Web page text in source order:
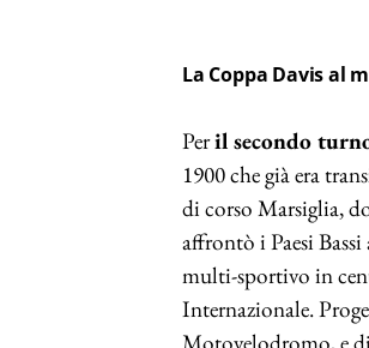
La Coppa Davis al
Peril secondo
1900 che già era
di corso Marsiglia,
affrontò i Paesi
multi-sportivo in
Internazionale.